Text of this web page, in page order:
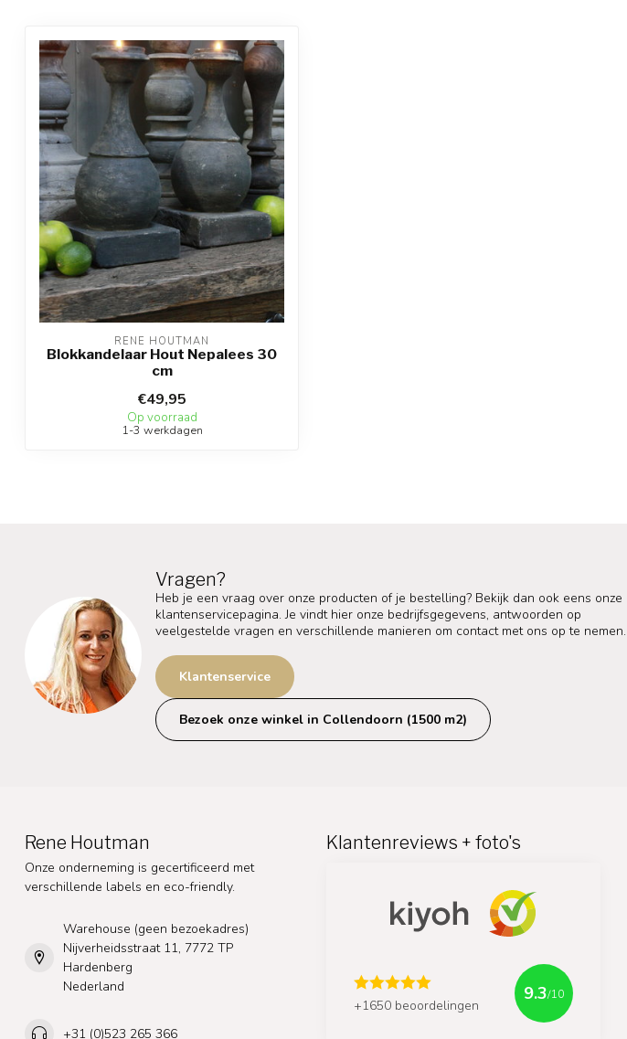
RENE HOUTMAN
Blokkandelaar Hout Nepalees 30
cm
€49,95
Op voorraad
1-3 werkdagen
Vragen?
Heb je een vraag over onze producten of je bestelling? Bekijk dan ook eens onze
klantenservicepagina. Je vindt hier onze bedrijfsgegevens, antwoorden op
veelgestelde vragen en verschillende manieren om contact met ons op te nemen.
Klantenservice
Bezoek onze winkel in Collendoorn (1500 m2)
Rene Houtman
Onze onderneming is gecertificeerd met
verschillende labels en eco-friendly.
Warehouse (geen bezoekadres)
Nijverheidsstraat 11, 7772 TP
Hardenberg
Nederland
+31 (0)523 265 366
Klantenreviews + foto's
+1650 beoordelingen
9.3/10